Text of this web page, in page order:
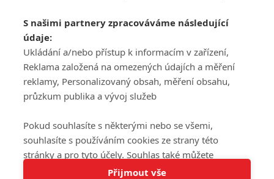
Tato stránka používá soubory cookies.
Šéfredaktorkou webu jePetr Slavík, e-mailserialy@fandimefilmu.cz
Máte-li zájem o inzerci na našem webu napište nám na e-mail
studio@koncal.com
Ochrana osobních údajů|Zásady používání cookies |Pravidla webu
Upravit nastavení soukromí
© 2016 – 2026 FandimeSerialum.cz / All rights reserved /
S našimi partnery zpracováváme následující
údaje:
Ukládání a/nebo přístup k informacím v zařízení,
Reklama založená na omezených údajích a měření
reklamy, Personalizovaný obsah, měření obsahu,
průzkum publika a vývoj služeb
Pokud souhlasíte s některými nebo se všemi,
souhlasíte s používáním cookies ze strany této
stránky a pro tyto účely. Souhlas také můžete
odmítnout, ale v takovém případě vám na stránce
Přijmout vše